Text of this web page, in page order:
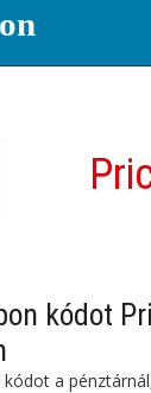
kódot
a